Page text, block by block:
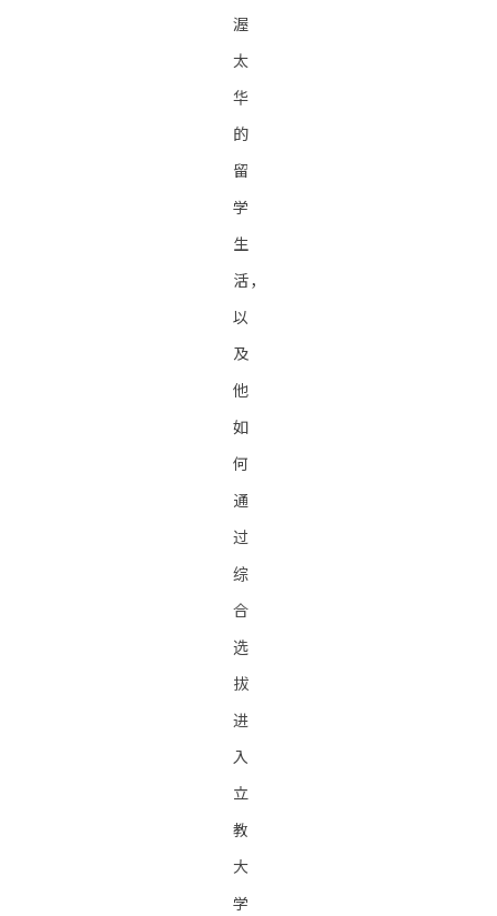
渥
太
华
的
留
学
生
活，
以
及
他
如
何
通
过
综
合
选
拔
进
入
立
教
大
学